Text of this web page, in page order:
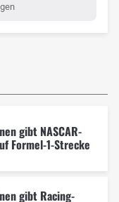
gibt NASCAR-
Formel-1-Strecke
gibt Racing-